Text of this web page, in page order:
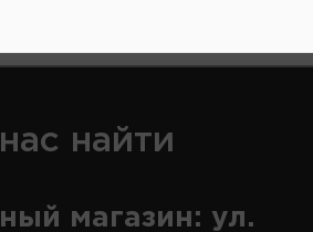
найти
магазин: ул.